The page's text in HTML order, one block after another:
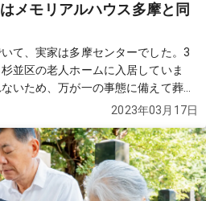
メモリアルハウス多摩と同
て、実家は多摩センターでした。3
並区の老人ホームに入居していま
いため、万が一の事態に備えて葬儀
摩センターにもメモリアルハウス多
か親近感があるんです。これらは同
よろしくお願いいたします。続きを
2023年03月17日